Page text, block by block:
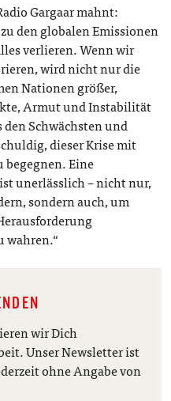
Gargaar mahnt:
den globalen Emissionen
verlieren. Wenn wir
wird nicht nur die
Nationen größer,
Armut und Instabilität
Schwächsten und
dieser Krise mit
Eine
unerlässlich – nicht nur,
sondern auch, um
wahren.“
wir Dich
Unser Newsletter ist
ohne Angabe von